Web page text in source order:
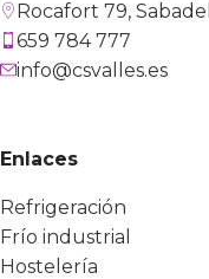
Rocafort 79, Sabadell
659 784 777
info@csvalles.es
Enlaces
Refrigeración
Frío industrial
Hostelería